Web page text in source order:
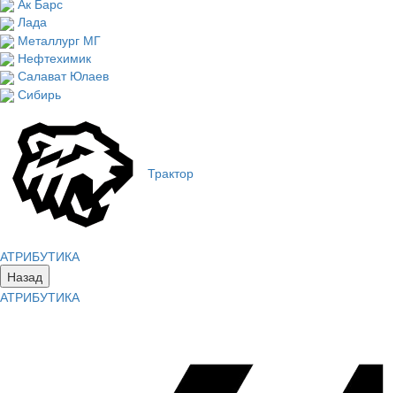
Ак Барс
Лада
Металлург МГ
Нефтехимик
Салават Юлаев
Сибирь
Трактор
АТРИБУТИКА
Назад
АТРИБУТИКА